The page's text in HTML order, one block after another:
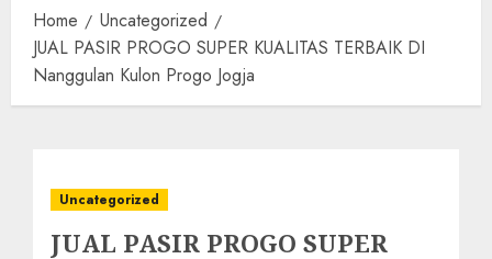
Home
Uncategorized
JUAL PASIR PROGO SUPER KUALITAS TERBAIK DI
Nanggulan Kulon Progo Jogja
Uncategorized
JUAL PASIR PROGO SUPER